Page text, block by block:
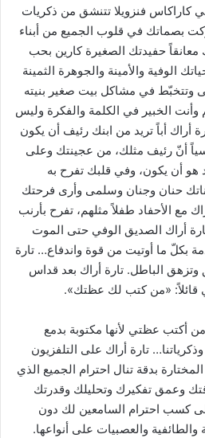
كاراكاس فنزويلا تتنشق من ذكريات
بصماتك في قلوب الجميع من أبناء
معانقاً حفيدتك الصغيرة كارين بحب
الوفية والأمينة والجوهرة الثمينة
وتتخبّط في مشاكل بيت صغير بنيته
الخبير في الكلمة والفكرة وليس
أباً تريد من ابنك رئيف أن يكون
أنّ رئيف مثلك، من عجينتك وعلى
هو أن يكون، وفي قلبك تفرح به
حنان وجنان وسلمى وأرى فرحتك
مع الأحفاد طفلاً مثلهم، تفرح بأرنب
أراك الصديق الوفي حتى الموت
بكلّ ما أوتيت من قوة واندفاع… تارة
وتزهق الباطل. تارة أراك بعد قداس
أكتب عظتي لأنها مكتوبة بدمع
تارة أراك على التلفزيون
بدقة تنال احترام الجميع الذي
وعمق تفكيرك وتحليلك وقدرتك
كسب احترام السامعين لك دون
والطائفية والعصبيات على أنواعها.